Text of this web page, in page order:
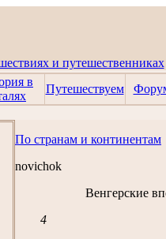
в
Путешествуем
По странам и континентам
novichok
Венгерские
4